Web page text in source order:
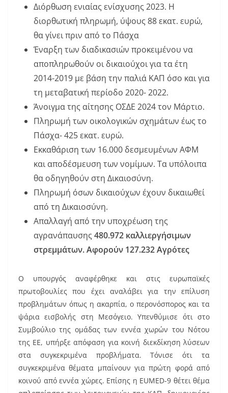
Διόρθωση ενιαίας ενίσχυσης 2023. Η
διορθωτική πληρωμή, ύψους 88 εκατ. ευρώ,
θα γίνει πριν από το Πάσχα
Έναρξη των διαδικασιών προκειμένου να
αποπληρωθούν οι δικαιούχοι για τα έτη
2014-2019 με βάση την παλιά ΚΑΠ όσο και για
τη μεταβατική περίοδο 2020- 2022.
Άνοιγμα της αίτησης ΟΣΔΕ 2024 τον Μάρτιο.
Πληρωμή των οικολογικών σχημάτων έως το
Πάσχα- 425 εκατ. ευρώ.
Εκκαθάριση των 16.000 δεσμευμένων ΑΦΜ
και αποδέσμευση των νομίμων. Τα υπόλοιπα
θα οδηγηθούν στη Δικαιοσύνη.
Πληρωμή όσων δικαιούχων έχουν δικαιωθεί
από τη Δικαιοσύνη.
Απαλλαγή από την υποχρέωση της
αγρανάπαυσης 480.972 καλλιεργήσιμων
στρεμμάτων. Αφορούν 127.232 Αγρότες
Ο υπουργός αναφέρθηκε και στις ευρωπαϊκές
πρωτοβουλίες που έχει αναλάβει για την επίλυση
προβλημάτων όπως η ακαρπία, ο περονόσπορος και τα
ψάρια εισβολής στη Μεσόγειο. Υπενθύμισε ότι στο
Συμβούλιο της ομάδας των εννέα χωρών του Νότου
της ΕΕ, υπήρξε απόφαση για κοινή διεκδίκηση λύσεων
στα συγκεκριμένα προβλήματα. Τόνισε ότι τα
συγκεκριμένα θέματα μπαίνουν για πρώτη φορά από
κοινού από εννέα χώρες. Επίσης η EUMED-9 θέτει θέμα